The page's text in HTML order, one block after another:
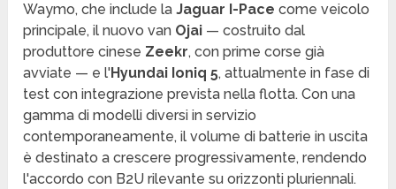
Waymo, che include laJaguar I-Pace come veicolo
principale, il nuovo van Ojai — costruito dal
produttore cinese Zeekr, con prime corse già
avviate — e l'Hyundai Ioniq 5, attualmente in fase di
test con integrazione prevista nella flotta. Con una
gamma di modelli diversi in servizio
contemporaneamente, il volume di batterie in uscita
è destinato a crescere progressivamente, rendendo
l'accordo con B2U rilevante su orizzonti pluriennali.